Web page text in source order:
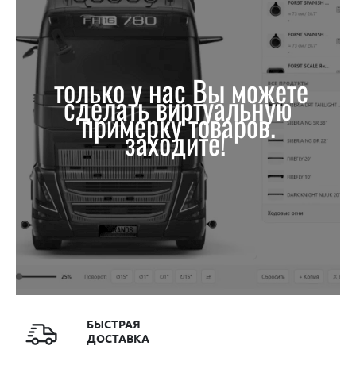
только у нас Вы можете
сделать виртуальную
примерку товаров.
заходите!
БЫСТРАЯ
ДОСТАВКА